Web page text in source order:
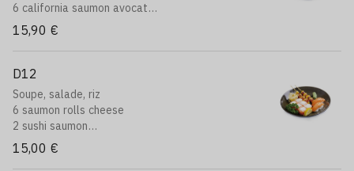
6 california saumon avocat
2 brochettes: boeuf au fromage
15,90 €
D12
Soupe, salade, riz
6 saumon rolls cheese
2 sushi saumon
2 brocehttes: boeuf au fromage
15,00 €